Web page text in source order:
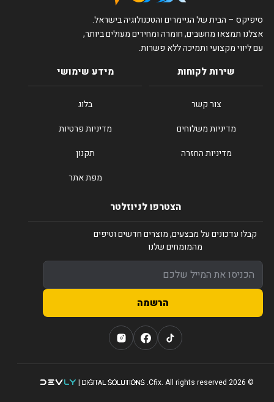
סיפיקס – הבית של הגיימרים והטכנולוגיה בישראל.
אצלנו תמצאו מחשבים, חומרה ומחירים מעולים ביותר,
עם ליווי מקצועי ותמיכה ללא פשרות.
שירות לקוחות
צור קשר
מדיניות משלוחים
מדיניות החזרה
מידע שימושי
בלוג
מדיניות פרטיות
תקנון
מפת אתר
הצטרפו לניוזלטר
קבלו עדכונים על מבצעים, מוצרים חדשים וטיפים
מהמומחים שלנו
הרשמה
© 2026 Cfix. All rights reserved.